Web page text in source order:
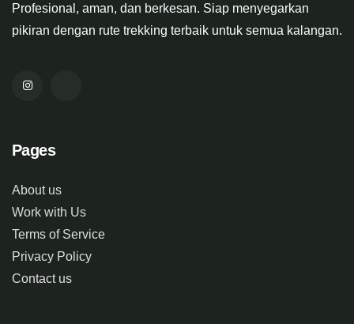
Profesional, aman, dan berkesan. Siap menyegarkan
pikiran dengan rute trekking terbaik untuk semua kalangan.
Pages
About us
Work with Us
Terms of Service
Privacy Policy
Contact us